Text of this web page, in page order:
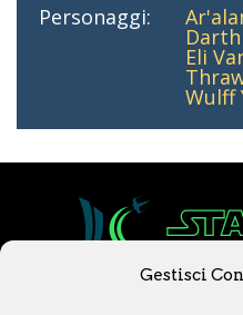
Gestisci
Personaggi:
Eli
Wulff